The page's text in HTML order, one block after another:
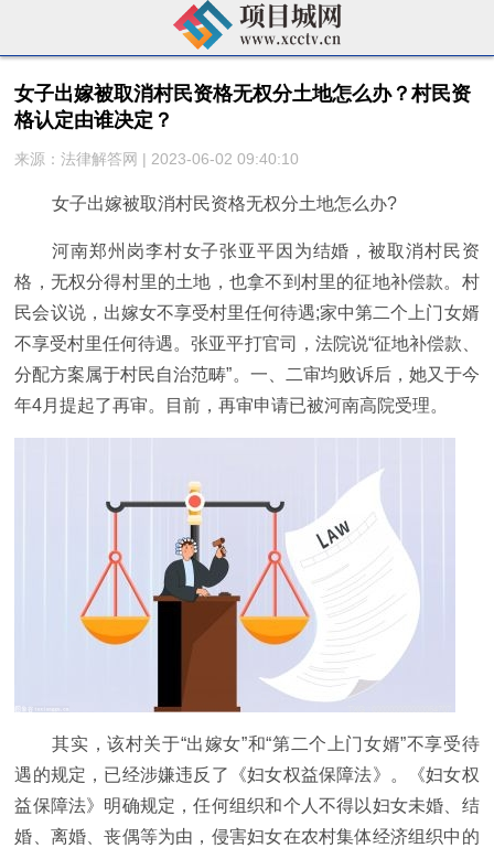
女子出嫁被取消村民资格无权分土地怎么办？村民资
格认定由谁决定？
来源：法律解答网 | 2023-06-02 09:40:10
女子出嫁被取消村民资格无权分土地怎么办?
河南郑州岗李村女子张亚平因为结婚，被取消村民资
格，无权分得村里的土地，也拿不到村里的征地补偿款。村
民会议说，出嫁女不享受村里任何待遇;家中第二个上门女婿
不享受村里任何待遇。张亚平打官司，法院说“征地补偿款、
分配方案属于村民自治范畴”。一、二审均败诉后，她又于今
年4月提起了再审。目前，再审申请已被河南高院受理。
其实，该村关于“出嫁女”和“第二个上门女婿”不享受待
遇的规定，已经涉嫌违反了《妇女权益保障法》。《妇女权
益保障法》明确规定，任何组织和个人不得以妇女未婚、结
婚、离婚、丧偶等为由，侵害妇女在农村集体经济组织中的